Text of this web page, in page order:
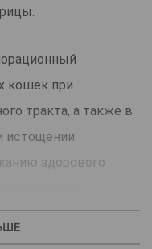
кошек при
тракта, а также в
истощении.
здорового
уменьшить
на